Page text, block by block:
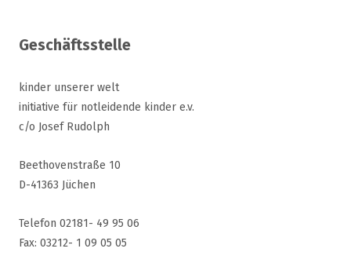
Geschäftsstelle
kinder unserer welt
initiative für notleidende kinder e.v.
c/o Josef Rudolph
Beethovenstraße 10
D-41363 Jüchen
Telefon 02181- 49 95 06
Fax: 03212- 1 09 05 05